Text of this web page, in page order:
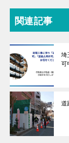
関連記事
埼
可
道